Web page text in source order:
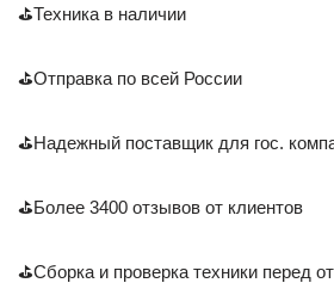
⛳Техника в наличии
⛳Отправка по всей России
⛳Надежный поставщик для гос.
⛳Более 3400 отзывов от клиентов
⛳Сборка и проверка техники перед